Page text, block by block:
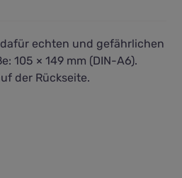
echten und gefährlichen
105 × 149 mm (DIN-A6).
der Rückseite.